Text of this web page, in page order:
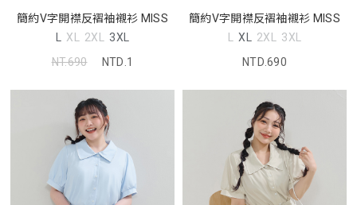
簡約V字開襟反褶袖襯衫 MISS
L XL 2XL 3XL
NT.690
NTD.1
簡約V字開襟反褶袖襯衫 MISS
L XL 2XL 3XL
NTD.690